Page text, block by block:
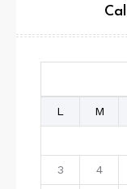
L M
3 4